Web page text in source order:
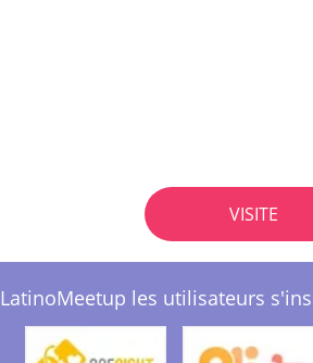
VISITE
LatinoMeetup les utilisateurs